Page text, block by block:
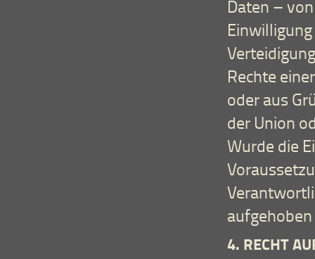
Daten –
Rechte
oder aus
der Union
Wurde die
4. RECHT